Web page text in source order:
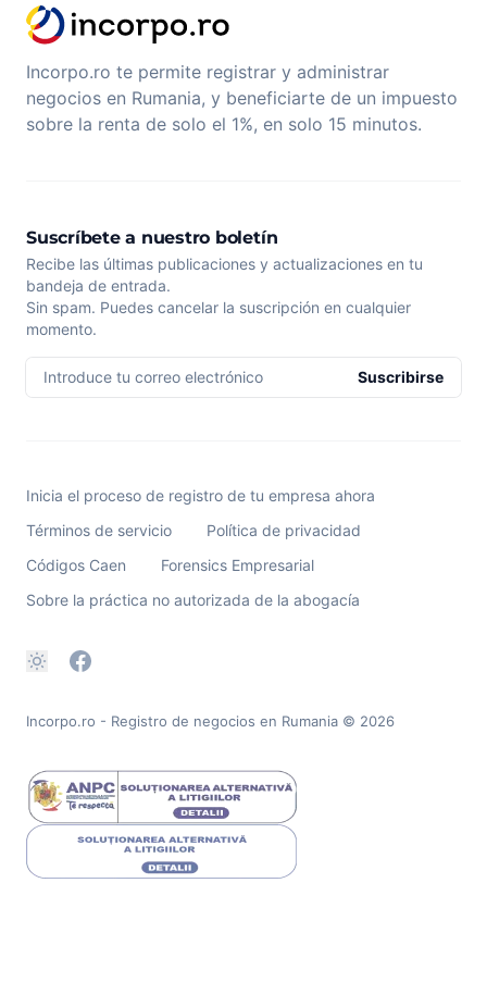
Incorpo.ro te permite registrar y administrar
negocios en Rumania, y beneficiarte de un impuesto
sobre la renta de solo el 1%, en solo 15 minutos.
Suscríbete a nuestro boletín
Recibe las últimas publicaciones y actualizaciones en tu
bandeja de entrada.
Sin spam. Puedes cancelar la suscripción en cualquier
momento.
Introduce tu correo electrónico Suscribirse
Inicia el proceso de registro de tu empresa ahora
Términos de servicio
Política de privacidad
Códigos Caen
Forensics Empresarial
Sobre la práctica no autorizada de la abogacía
Incorpo.ro - Registro de negocios en Rumania © 2026